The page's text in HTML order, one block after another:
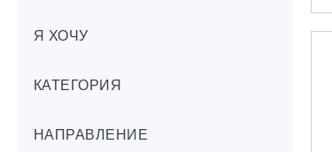
Лонгбординг
бордах
Игровые виды спорта
Я ХОЧУ
КАТЕГОРИЯ
НАПРАВЛЕНИЕ